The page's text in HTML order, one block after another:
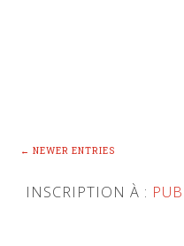
← NEWER ENTRIES
INSCRIPTION À :